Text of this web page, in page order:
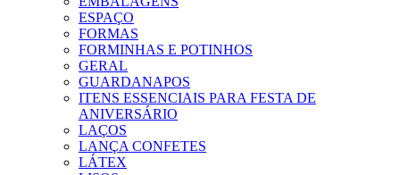
ESPAÇO
FORMAS
FORMINHAS E POTINHOS
GERAL
GUARDANAPOS
ITENS ESSENCIAIS PARA FESTA DE
ANIVERSÁRIO
LAÇOS
LANÇA CONFETES
LÁTEX